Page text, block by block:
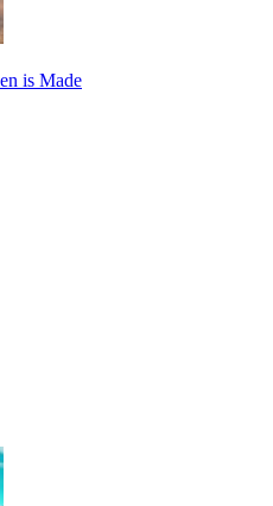
is Made